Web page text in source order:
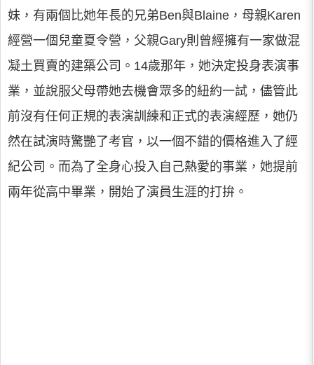
妹，有兩個比她年長的兄弟Ben與Blaine，母親Karen
經營一個兒童夏令營，父親Gary則曾經擁有一家做混
凝土買賣的建築公司。14歲那年，她決定投身表演事
業，並說服父母帶她去機會眾多的紐約一試，儘管此
前沒有任何正規的表演訓練和正式的表演經歷，她仍
然在試演時驚艷了考官，以一個不錯的價格進入了經
紀公司。而為了全身心投入自己熱愛的事業，她提前
兩年從高中畢業，開始了演員生涯的打拚。